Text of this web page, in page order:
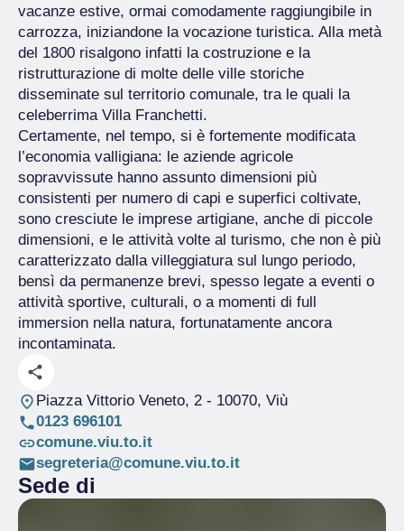
vacanze estive, ormai comodamente raggiungibile in
carrozza, iniziandone la vocazione turistica. Alla metà
del 1800 risalgono infatti la costruzione e la
ristrutturazione di molte delle ville storiche
disseminate sul territorio comunale, tra le quali la
celeberrima Villa Franchetti.
Certamente, nel tempo, si è fortemente modificata
l’economia valligiana: le aziende agricole
sopravvissute hanno assunto dimensioni più
consistenti per numero di capi e superfici coltivate,
sono cresciute le imprese artigiane, anche di piccole
dimensioni, e le attività volte al turismo, che non è più
caratterizzato dalla villeggiatura sul lungo periodo,
bensì da permanenze brevi, spesso legate a eventi o
attività sportive, culturali, o a momenti di full
immersion nella natura, fortunatamente ancora
incontaminata.
Piazza Vittorio Veneto, 2- 10070, Viù
0123 696101
comune.viu.to.it
segreteria@comune.viu.to.it
Sede di